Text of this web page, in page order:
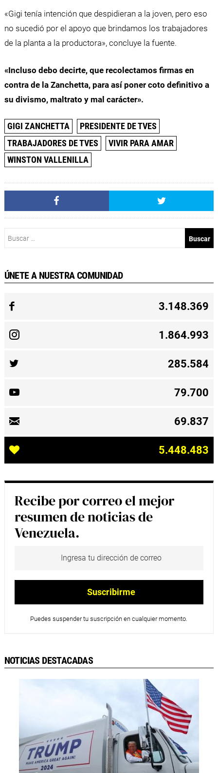
«Gigi tenía intención que despidieran a la joven, pero eso
no sucedió por el apoyo que brindamos los trabajadores
de la planta a la productora», concluye la fuente.
«Incluso debo decirte, que recolectamos firmas en
contra de la Zanchetta, para así poner coto definitivo a
su divismo, maltrato y mal carácter».
GIGI ZANCHETTA
PRESIDENTE DE TVES
TRABAJADORES DE TVES
VIVIR PARA AMAR
WINSTON VALLENILLA
ÚNETE A NUESTRA COMUNIDAD
3.148.369
1.864.993
285.584
79.700
69.837
5.448.483
Recibe por correo el mejor
resumen de noticias de
Venezuela.
Puedes suspender tu suscripción en cualquier momento.
NOTICIAS DESTACADAS